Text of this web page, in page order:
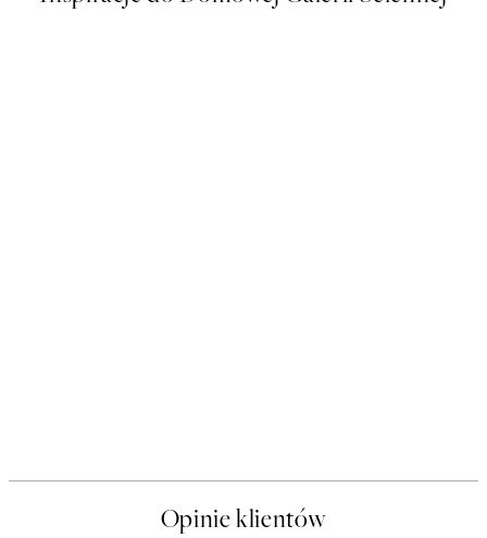
Opinie klientów